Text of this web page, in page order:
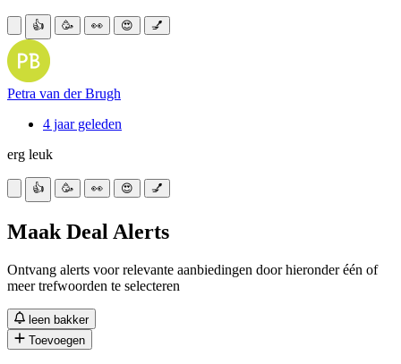
👍 🥳 👀 😍 💅
Petra van der Brugh
4 jaar geleden
erg leuk
👍 🥳 👀 😍 💅
Maak Deal Alerts
Ontvang alerts voor relevante aanbiedingen door hieronder één of
meer trefwoorden te selecteren
leen bakker
Toevoegen